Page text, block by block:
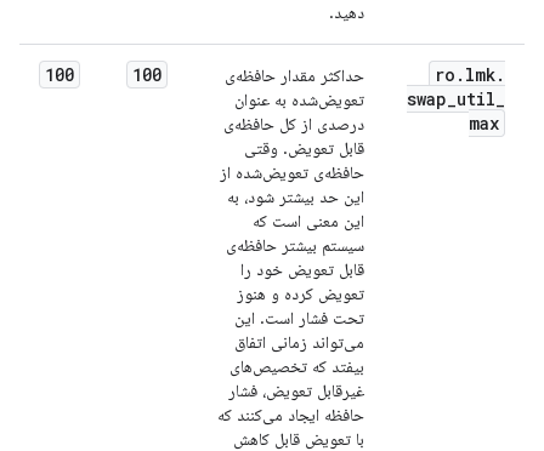
دهید.
ro . lmk.
swap_util_
max
حداکثر مقدار حافظه‌ی
تعویض‌شده به عنوان
درصدی از کل حافظه‌ی
قابل تعویض. وقتی
حافظه‌ی تعویض‌شده از
این حد بیشتر شود، به
این معنی است که
سیستم بیشتر حافظه‌ی
قابل تعویض خود را
تعویض کرده و هنوز
تحت فشار است. این
می‌تواند زمانی اتفاق
بیفتد که تخصیص‌های
غیرقابل تعویض، فشار
حافظه ایجاد می‌کنند که
با تعویض قابل کاهش
100
100